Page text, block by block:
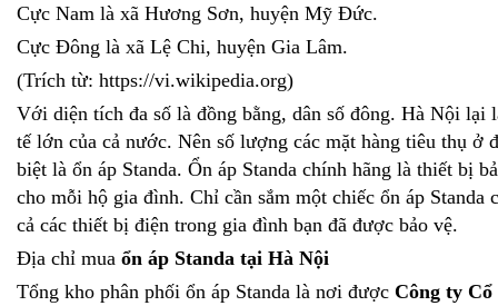
Cực Nam là xã Hương Sơn, huyện Mỹ Đức.
Cực Đông là xã Lệ Chi, huyện Gia Lâm.
(Trích từ: https://vi.wikipedia.org)
Với diện tích đa số là đồng bằng, dân số đông. Hà Nội lại
tế lớn của cả nước. Nên số lượng các mặt hàng tiêu thụ ở
biệt là ổn áp Standa. Ổn áp Standa chính hãng là thiết bị
cho mỗi hộ gia đình. Chỉ cần sắm một chiếc ổn áp Standa
cả các thiết bị điện trong gia đình bạn đã được bảo vệ.
Địa chỉ mua ổn áp Standa tại Hà Nội
Tổng kho phân phối ổn áp Standa là nơi được Công ty Cổ